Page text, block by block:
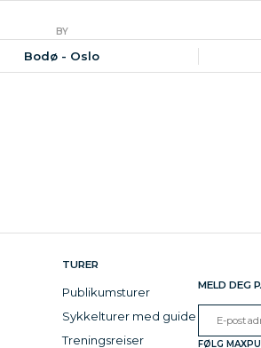
BY
Bodø - Oslo
TURER
Publikumsturer
Sykkelturer med guide
Treningsreiser
MELD DEG
FØLG